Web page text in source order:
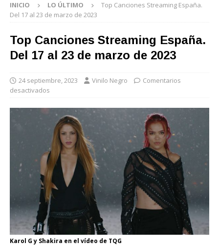
INICIO LO ÚLTIMO
Top Canciones Streaming España.
Del 17 al 23 de marzo de 2023
Top Canciones Streaming España.
Del 17 al 23 de marzo de 2023
24 septiembre, 2023 Vinilo Negro
Comentarios
desactivados
Karol G y Shakira en el vídeo de TQG